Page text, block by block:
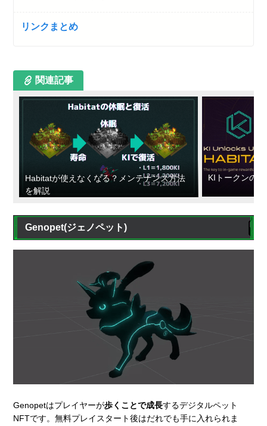
リンクまとめ
関連記事
Habitatが使えなくなる？メンテナンス方法
を解説
KIトークンの
Genopet(ジェノペット)
Genopetはプレイヤーが歩くことで成長するデジタルペット
NFTです。無料プレイスタート後はだれでも手に入れられま